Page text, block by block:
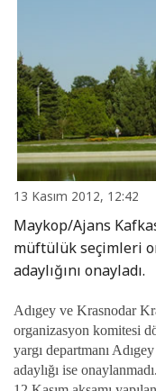
13 Kasım 2012, 12:42
Maykop/Ajans
müftülük seçimleri
adaylığını onayladı.
Adıgey ve Krasnodar
organizasyon komitesi
yargı departmanı
adaylığı ise onaylanmadı.